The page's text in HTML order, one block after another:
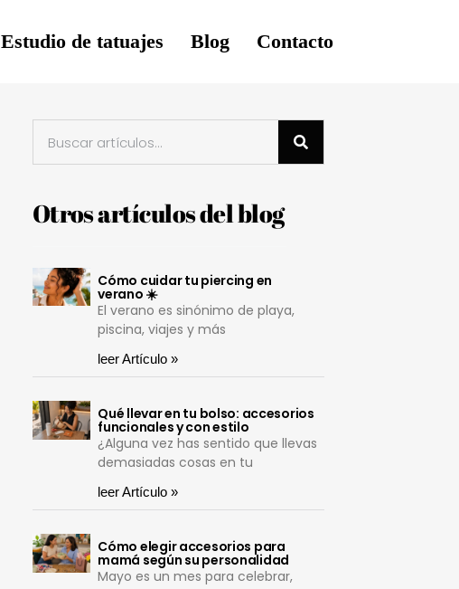
Estudio de tatuajes Blog Contacto
Otros artículos del blog
Cómo cuidar tu piercing en
verano ☀️
El verano es sinónimo de playa,
piscina, viajes y más
leer Artículo »
Qué llevar en tu bolso: accesorios
funcionales y con estilo
¿Alguna vez has sentido que llevas
demasiadas cosas en tu
leer Artículo »
Cómo elegir accesorios para
mamá según su personalidad
Mayo es un mes para celebrar,